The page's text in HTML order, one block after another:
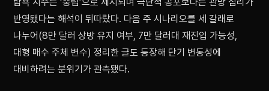
반영됐다는 해석이 뒤따랐다. 다음 주 시나리오를 세 갈래로
나누어(8만 달러 상방 유지 여부, 7만 달러대 재진입 가능성,
대형 매수 주체 변수) 정리한 글도 등장해 단기 변동성에
대비하려는 분위기가 관측됐다.